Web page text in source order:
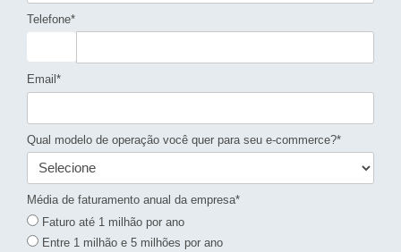
Telefone*
Email*
Qual modelo de operação você quer para seu e-commerce?*
Média de faturamento anual da empresa*
Faturo até 1 milhão por ano
Entre 1 milhão e 5 milhões por ano